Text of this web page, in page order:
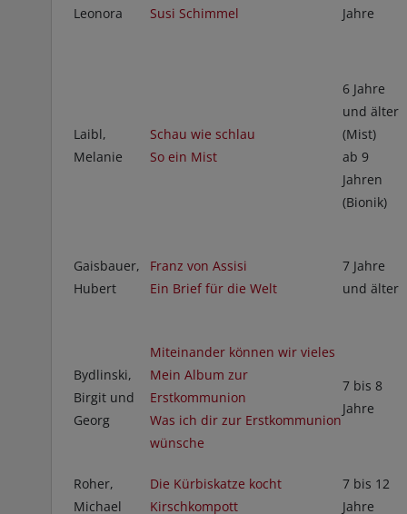
Leonora
Susi Schimmel
Jahre
Laibl,
Melanie
Schau wie schlau
So ein Mist
6 Jahre
und älter
(Mist)
ab 9
Jahren
(Bionik)
Gaisbauer,
Hubert
Franz von Assisi
Ein Brief für die Welt
7 Jahre
und älter
Bydlinski,
Birgit und
Georg
Miteinander können wir vieles
Mein Album zur
Erstkommunion
Was ich dir zur Erstkommunion
wünsche
7 bis 8
Jahre
Roher,
Michael
Die Kürbiskatze kocht
Kirschkompott
7 bis 12
Jahre